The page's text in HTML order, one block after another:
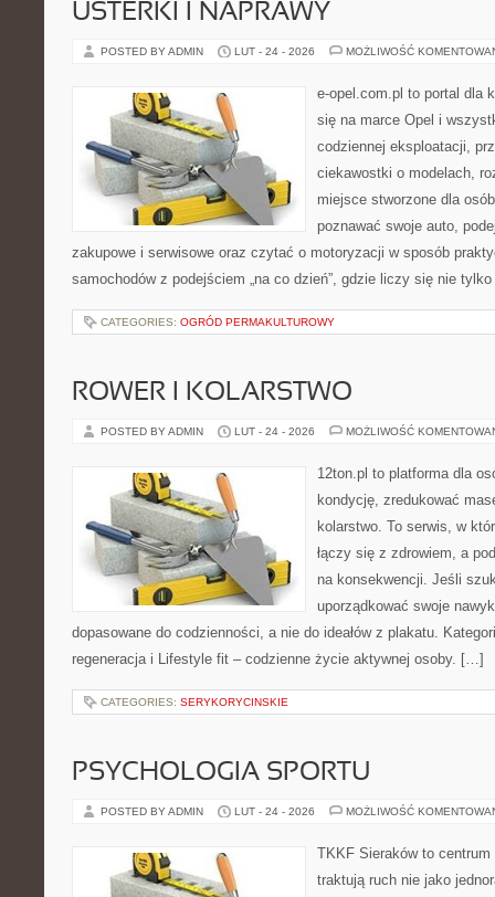
USTERKI I NAPRAWY
POSTED BY ADMIN LUT - 24 - 2026 MOŻLIWOŚĆ
e-opel.com.pl to portal dla
się na marce Opel i
codziennej eksploatacji,
ciekawostki o modelach,
miejsce stworzone dla
poznawać swoje auto,
zakupowe i serwisowe oraz czytać o motoryzacji w sposób
samochodów z podejściem „na co dzień”, gdzie liczy się nie
CATEGORIES: OGRÓD PERMAKULTUROWY
ROWER I KOLARSTWO
POSTED BY ADMIN LUT - 24 - 2026 MOŻLIWOŚĆ
12ton.pl to platforma dla
kondycję, zredukować
kolarstwo. To serwis, w
łączy się z zdrowiem, a
na konsekwencji. Jeśli
uporządkować swoje
dopasowane do codzienności, a nie do ideałów z plakatu.
regeneracja i Lifestyle fit – codzienne życie aktywnej osoby. […]
CATEGORIES: SERYKORYCINSKIE
PSYCHOLOGIA SPORTU
POSTED BY ADMIN LUT - 24 - 2026 MOŻLIWOŚĆ
TKKF Sieraków to
traktują ruch nie jako